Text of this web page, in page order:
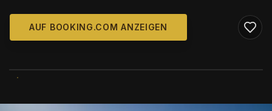
AUF BOOKING.COM ANZEIGEN